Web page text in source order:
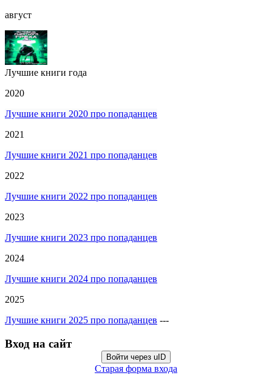
август
Лучшие книги года
2020
Лучшие книги 2020 про попаданцев
2021
Лучшие книги 2021 про попаданцев
2022
Лучшие книги 2022 про попаданцев
2023
Лучшие книги 2023 про попаданцев
2024
Лучшие книги 2024 про попаданцев
2025
Лучшие книги 2025 про попаданцев ---
Вход на сайт
Войти через uID
Старая форма входа